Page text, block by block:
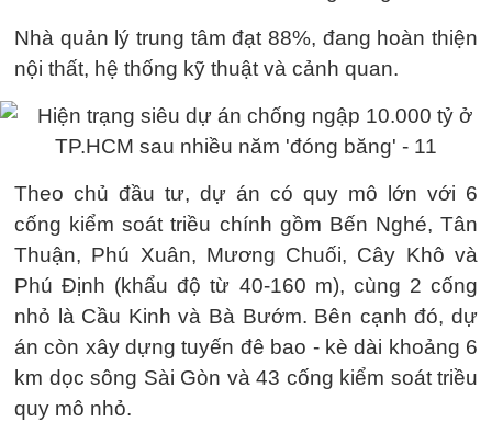
Nhà quản lý trung tâm đạt 88%, đang hoàn thiện
nội thất, hệ thống kỹ thuật và cảnh quan.
Theo chủ đầu tư, dự án có quy mô lớn với 6
cống kiểm soát triều chính gồm Bến Nghé, Tân
Thuận, Phú Xuân, Mương Chuối, Cây Khô và
Phú Định (khẩu độ từ 40-160 m), cùng 2 cống
nhỏ là Cầu Kinh và Bà Bướm. Bên cạnh đó, dự
án còn xây dựng tuyến đê bao - kè dài khoảng 6
km dọc sông Sài Gòn và 43 cống kiểm soát triều
quy mô nhỏ.